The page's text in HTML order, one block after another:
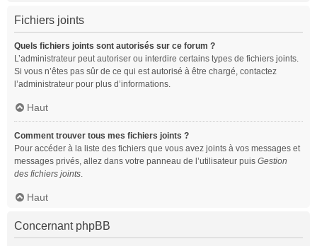
Fichiers joints
Quels fichiers joints sont autorisés sur ce forum ?
L’administrateur peut autoriser ou interdire certains types de fichiers joints.
Si vous n’êtes pas sûr de ce qui est autorisé à être chargé, contactez
l’administrateur pour plus d’informations.
Haut
Comment trouver tous mes fichiers joints ?
Pour accéder à la liste des fichiers que vous avez joints à vos messages et
messages privés, allez dans votre panneau de l’utilisateur puis Gestion
des fichiers joints.
Haut
Concernant phpBB